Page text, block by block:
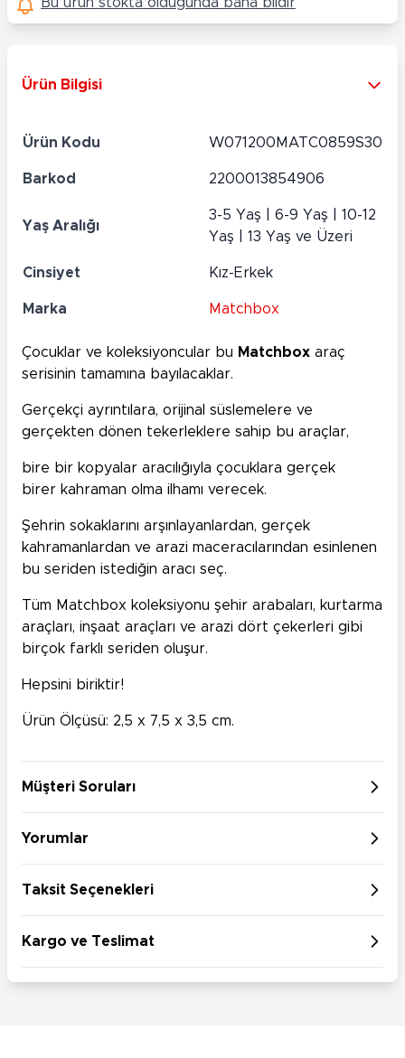
Bu ürün stokta olduğunda bana bildir
Ürün Bilgisi
Ürün Kodu W071200MATC0859S30
Barkod 2200013854906
Yaş Aralığı
3-5 Yaş | 6-9 Yaş | 10-12
Yaş | 13 Yaş ve Üzeri
Cinsiyet Kız-Erkek
Marka Matchbox
Çocuklar ve koleksiyoncular bu Matchbox araç
serisinin tamamına bayılacaklar.
Gerçekçi ayrıntılara, orijinal süslemelere ve
gerçekten dönen tekerleklere sahip bu araçlar,
bire bir kopyalar aracılığıyla çocuklara gerçek
birer kahraman olma ilhamı verecek.
Şehrin sokaklarını arşınlayanlardan, gerçek
kahramanlardan ve arazi maceracılarından esinlenen
bu seriden istediğin aracı seç.
Tüm Matchbox koleksiyonu şehir arabaları, kurtarma
araçları, inşaat araçları ve arazi dört çekerleri gibi
birçok farklı seriden oluşur.
Hepsini biriktir!
Ürün Ölçüsü: 2,5 x 7,5 x 3,5 cm.
Müşteri Soruları
Yorumlar
Taksit Seçenekleri
Kargo ve Teslimat